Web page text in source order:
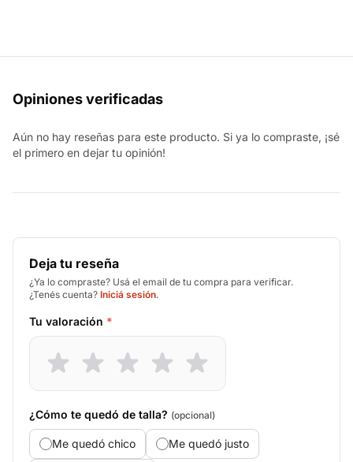
Opiniones verificadas
Aún no hay reseñas para este producto. Si ya lo compraste, ¡sé
el primero en dejar tu opinión!
Deja tu reseña
¿Ya lo compraste? Usá el email de tu compra para verificar.
¿Tenés cuenta? Iniciá sesión.
Tu valoración *
¿Cómo te quedó de talla? (opcional)
Me quedó chico Me quedó justo